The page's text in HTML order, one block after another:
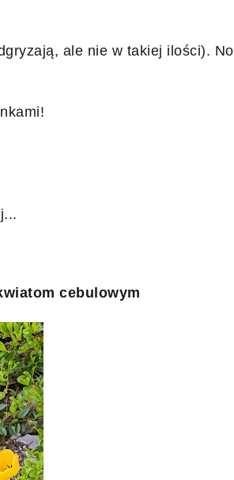
ale nie w takiej ilości). No
cebulowym